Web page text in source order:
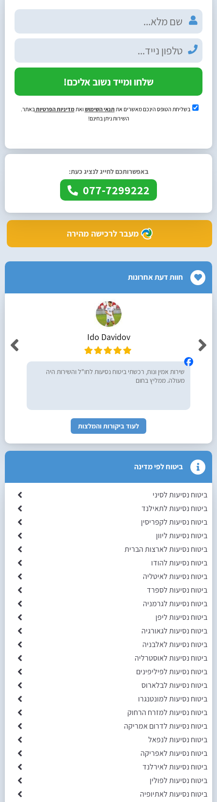
שלחו ומייד נשוב אליכם!
בשליחת הטופס הינכם מאשרים את תנאי השימוש ואתמדיניות הפרטיותבאתר.
השירות ניתן בחינם!
באפשרותכם לחייג לנציג כעת:
077-7299222
מעבר לרכישה מהירה
חוות דעת אחרונות
Ido Davidov
שירות אמין ונוח, רכשתי ביטוח נסיעות לחו"ל והשירות היה
מעולה. ממליץ בחום
לעוד ביקורות והמלצות
ביטוח לפי מדינה
ביטוח נסיעות לסיני
ביטוח נסיעות לתאילנד
ביטוח נסיעות לקפריסין
ביטוח נסיעות ליוון
ביטוח נסיעות לארצות הברית
ביטוח נסיעות להודו
ביטוח נסיעות לאיטליה
ביטוח נסיעות לספרד
ביטוח נסיעות לגרמניה
ביטוח נסיעות ליפן
ביטוח נסיעות לגאורגיה
ביטוח נסיעות לאלבניה
ביטוח נסיעות לאוסטרליה
ביטוח נסיעות לפיליפינים
ביטוח נסיעות לבלארוס
ביטוח נסיעות למונטנגרו
ביטוח נסיעות למזרח הרחוק
ביטוח נסיעות לדרום אמריקה
ביטוח נסיעות לנפאל
ביטוח נסיעות לאפריקה
ביטוח נסיעות לאירלנד
ביטוח נסיעות לפולין
ביטוח נסיעות לאתיופיה